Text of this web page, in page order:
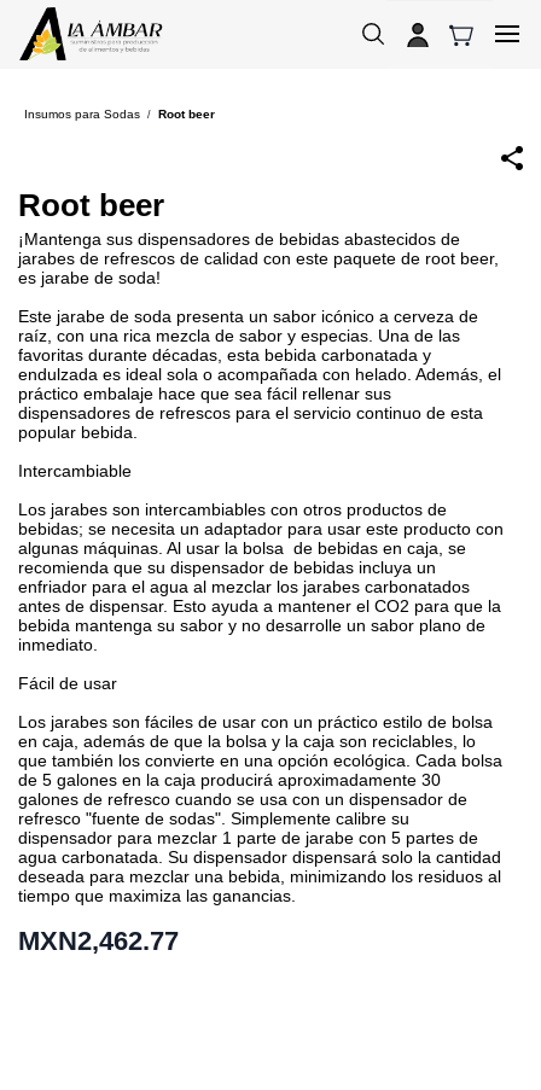
Skip to
main
content
Insumos para Sodas / Root beer
Root beer
¡Mantenga sus dispensadores de bebidas abastecidos de
jarabes de refrescos de calidad con este paquete de root beer,
es jarabe de soda!
Este jarabe de soda presenta un sabor icónico a cerveza de
raíz, con una rica mezcla de sabor y especias. Una de las
favoritas durante décadas, esta bebida carbonatada y
endulzada es ideal sola o acompañada con helado. Además, el
práctico embalaje hace que sea fácil rellenar sus
dispensadores de refrescos para el servicio continuo de esta
popular bebida.
Intercambiable
Los jarabes son intercambiables con otros productos de
bebidas; se necesita un adaptador para usar este producto con
algunas máquinas. Al usar la bolsa de bebidas en caja, se
recomienda que su dispensador de bebidas incluya un
enfriador para el agua al mezclar los jarabes carbonatados
antes de dispensar. Esto ayuda a mantener el CO2 para que la
bebida mantenga su sabor y no desarrolle un sabor plano de
inmediato.
Fácil de usar
Los jarabes son fáciles de usar con un práctico estilo de bolsa
en caja, además de que la bolsa y la caja son reciclables, lo
que también los convierte en una opción ecológica. Cada bolsa
de 5 galones en la caja producirá aproximadamente 30
galones de refresco cuando se usa con un dispensador de
refresco "fuente de sodas". Simplemente calibre su
dispensador para mezclar 1 parte de jarabe con 5 partes de
agua carbonatada. Su dispensador dispensará solo la cantidad
deseada para mezclar una bebida, minimizando los residuos al
tiempo que maximiza las ganancias.
MXN2,462.77